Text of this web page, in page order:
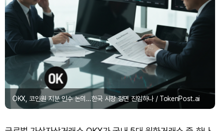
OKX, 코인원 지분 인수 논의…한국 시장 정면 진입하나 / TokenPost.ai